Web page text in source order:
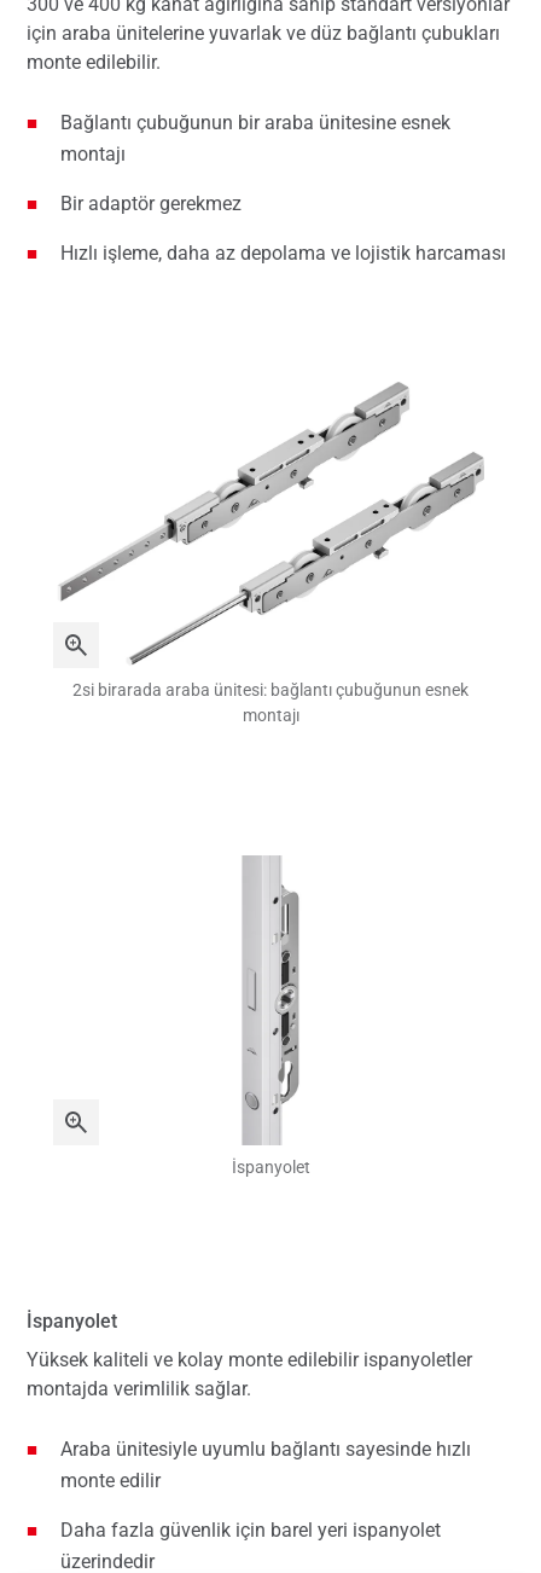
için araba ünitelerine yuvarlak ve düz bağlantı çubukları
monte edilebilir.
Bağlantı çubuğunun bir araba ünitesine esnek
montajı
Bir adaptör gerekmez
Hızlı işleme, daha az depolama ve lojistik harcaması
2si birarada araba ünitesi: bağlantı çubuğunun esnek
montajı
İspanyolet
İspanyolet
Yüksek kaliteli ve kolay monte edilebilir ispanyoletler
montajda verimlilik sağlar.
Araba ünitesiyle uyumlu bağlantı sayesinde hızlı
monte edilir
Daha fazla güvenlik için barel yeri ispanyolet
üzerindedir